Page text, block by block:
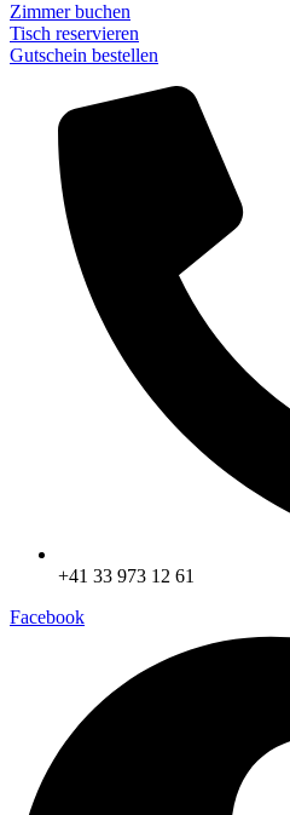
Zimmer buchen
Tisch reservieren
Gutschein bestellen
+41 33 973 12 61
Facebook